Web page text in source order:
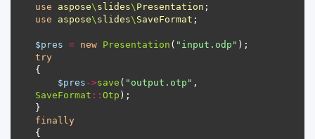
use aspose\ slides\ Presentation
use
aspose\ slides\ SaveFormat
$pres = new Presentation ( "input.odp"
try
$pres ->save ( "output.otp"
SaveFormat :: Otp
finally